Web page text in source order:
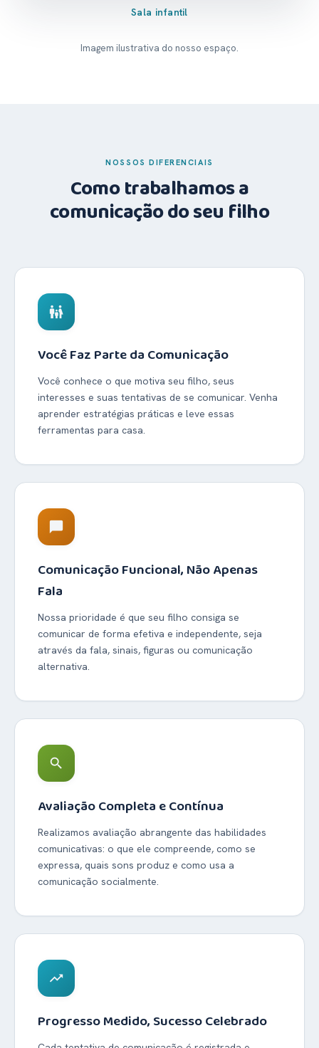
Sala infantil
Imagem ilustrativa do nosso espaço.
NOSSOS DIFERENCIAIS
Como trabalhamos a
comunicação do seu filho
family_restroom
Você Faz Parte da Comunicação
Você conhece o que motiva seu filho, seus
interesses e suas tentativas de se comunicar. Venha
aprender estratégias práticas e leve essas
ferramentas para casa.
chat_bubble
Comunicação Funcional, Não Apenas
Fala
Nossa prioridade é que seu filho consiga se
comunicar de forma efetiva e independente, seja
através da fala, sinais, figuras ou comunicação
alternativa.
search
Avaliação Completa e Contínua
Realizamos avaliação abrangente das habilidades
comunicativas: o que ele compreende, como se
expressa, quais sons produz e como usa a
comunicação socialmente.
trending_up
Progresso Medido, Sucesso Celebrado